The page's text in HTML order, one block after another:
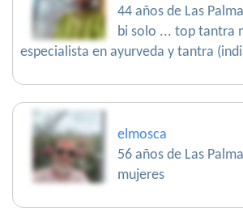
44 años de Las
bi solo ... top tantra
especialista en ayurveda y tantra
elmosca
56 años de Las
mujeres